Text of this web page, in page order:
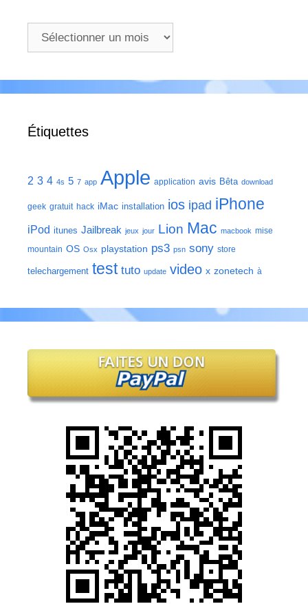
Archives
Étiquettes
2 3 4 4s 5 7 app Apple application avis Bêta download
geek gratuit hack iMac installation ios ipad iPhone
iPod itunes Jailbreak jeux jour Lion Mac macbook mise
mountain OS Osx playstation ps3 psn sony store
telechargement test tuto update video x zonetech à